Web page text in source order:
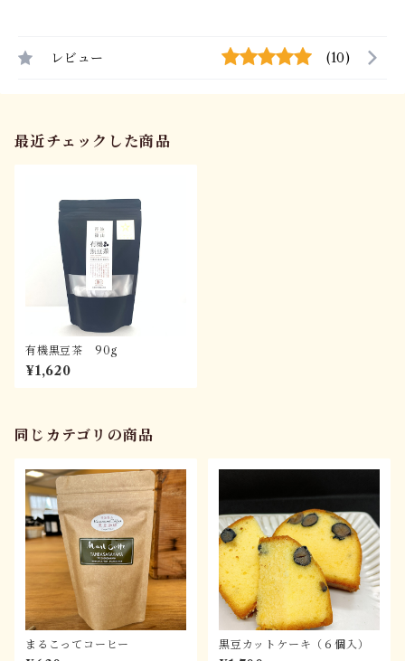
レビュー (10)
最近チェックした商品
有機黒豆茶 90g
¥1,620
同じカテゴリの商品
まるこってコーヒー 黒豆カットケーキ（６個入）